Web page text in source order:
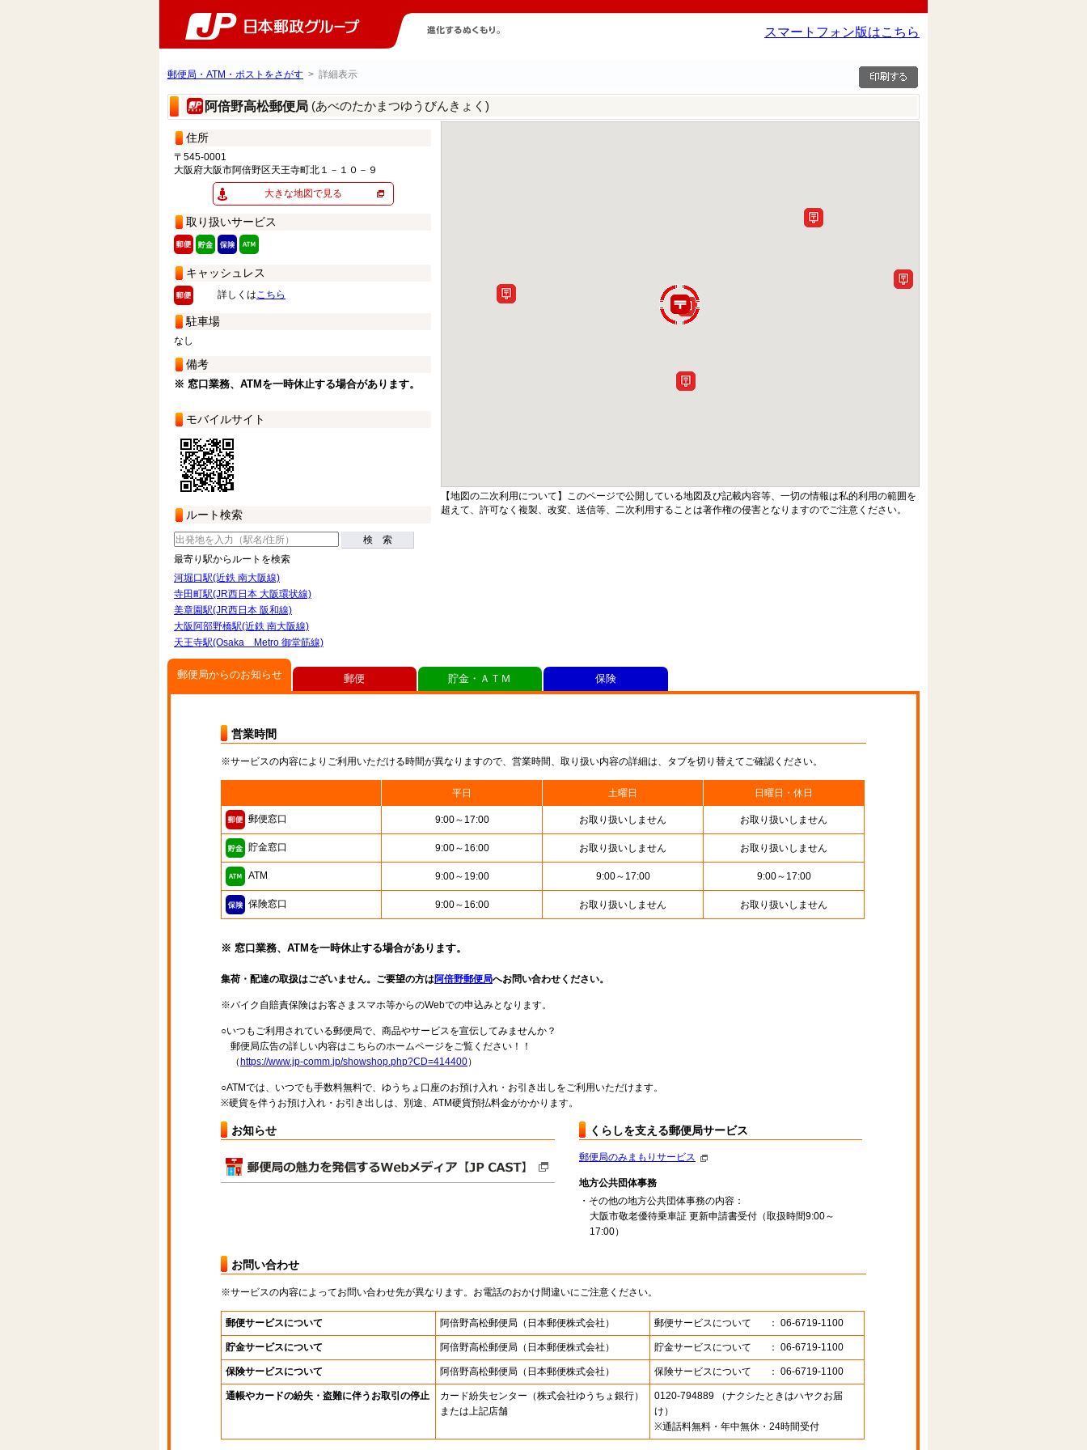
スマートフォン版はこちら
郵便局・ATM・ポストをさがす > 詳細表示
阿倍野高松郵便局 (あべのたかまつゆうびんきょく)
住所
〒545-0001
大阪府大阪市阿倍野区天王寺町北１－１０－９
大きな地図で見る
取り扱いサービス
キャッシュレス
詳しくはこちら
駐車場
なし
備考
※ 窓口業務、ATMを一時休止する場合があります。
モバイルサイト
ルート検索
検 索
最寄り駅からルートを検索
河堀口駅(近鉄 南大阪線)
寺田町駅(JR西日本 大阪環状線)
美章園駅(JR西日本 阪和線)
大阪阿部野橋駅(近鉄 南大阪線)
天王寺駅(Osaka Metro 御堂筋線)
【地図の二次利用について】このページで公開している地図及び記載内容等、一切の情報は私的利用の範囲を
超えて、許可なく複製、改変、送信等、二次利用することは著作権の侵害となりますのでご注意ください。
郵便局からのお知らせ
営業時間
※サービスの内容によりご利用いただける時間が異なりますので、営業時間、取り扱い内容の詳細は、タブを切り替えてご確認ください。
平日 土曜日 日曜日・休日
郵便窓口 9:00～17:00 お取り扱いしません お取り扱いしません
貯金窓口 9:00～16:00 お取り扱いしません お取り扱いしません
ATM 9:00～19:00 9:00～17:00 9:00～17:00
保険窓口 9:00～16:00 お取り扱いしません お取り扱いしません
※ 窓口業務、ATMを一時休止する場合があります。
集荷・配達の取扱はございません。ご要望の方は阿倍野郵便局へお問い合わせください。
※バイク自賠責保険はお客さまスマホ等からのWebでの申込みとなります。
○いつもご利用されている郵便局で、商品やサービスを宣伝してみませんか？
郵便局広告の詳しい内容はこちらのホームページをご覧ください！！
（ https://www.jp-comm.jp/showshop.php?CD=414400）
○ATMでは、いつでも手数料無料で、ゆうちょ口座のお預け入れ・お引き出しをご利用いただけます。
※硬貨を伴うお預け入れ・お引き出しは、別途、ATM硬貨預払料金がかかります。
お知らせ くらしを支える郵便局サービス
郵便局のみまもりサービス
地方公共団体事務
・その他の地方公共団体事務の内容：
大阪市敬老優待乗車証 更新申請書受付（取扱時間9:00～
17:00）
お問い合わせ
※サービスの内容によってお問い合わせ先が異なります。お電話のおかけ間違いにご注意ください。
郵便サービスについて 阿倍野高松郵便局 （日本郵便株式会社） 郵便サービスについて ： 06-6719-1100
貯金サービスについて 阿倍野高松郵便局 （日本郵便株式会社） 貯金サービスについて ： 06-6719-1100
保険サービスについて 阿倍野高松郵便局 （日本郵便株式会社） 保険サービスについて ： 06-6719-1100
通帳やカードの紛失・盗難に伴うお取引の停止 カード紛失センター （株式会社ゆうちょ銀行）
または上記店舗
0120-794889 （ナクシたときはハヤクお届
け）
※通話料無料・年中無休・24時間受付
郵便 貯金・ＡＴＭ 保険